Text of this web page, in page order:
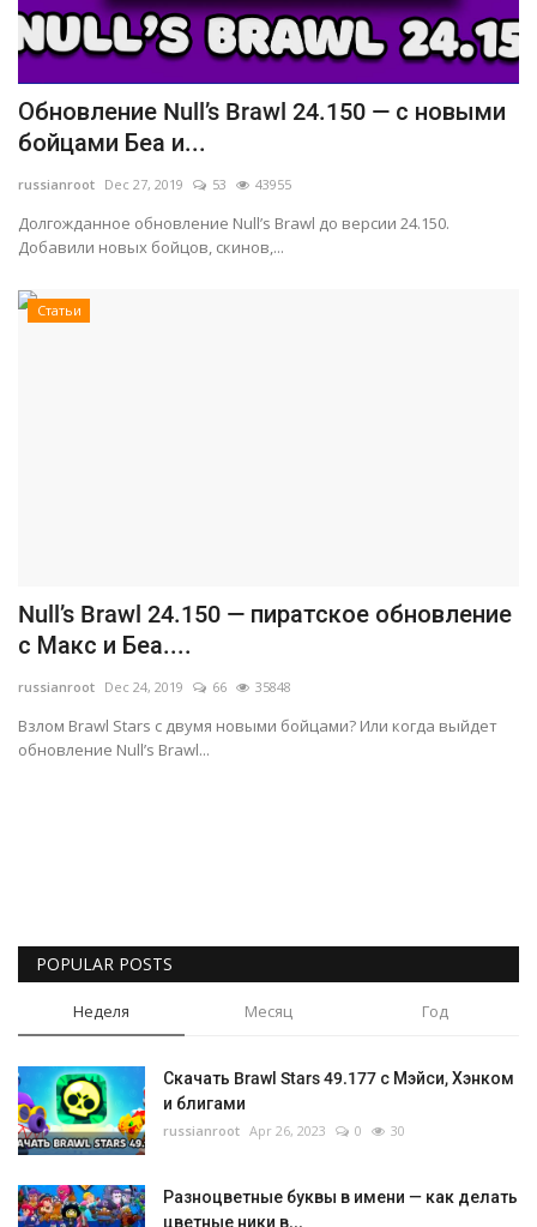
Обновление Null’s Brawl 24.150 — с новыми
бойцами Беа и...
russianroot Dec 27, 2019 53 43955
Долгожданное обновление Null’s Brawl до версии 24.150.
Добавили новых бойцов, скинов,...
Статьи
Null’s Brawl 24.150 — пиратское обновление
с Макс и Беа....
russianroot Dec 24, 2019 66 35848
Взлом Brawl Stars с двумя новыми бойцами? Или когда выйдет
обновление Null’s Brawl...
POPULAR POSTS
Неделя Месяц Год
Скачать Brawl Stars 49.177 с Мэйси, Хэнком
и блигами
russianroot Apr 26, 2023 0 30
Разноцветные буквы в имени — как делать
цветные ники в...